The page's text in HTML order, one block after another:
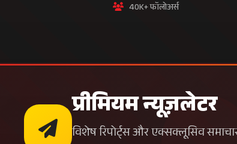
40K+ फॉलोअर्स
प्रीमियम न्यूज़लेटर
विशेष रिपोर्ट्स और एक्सक्लूसिव